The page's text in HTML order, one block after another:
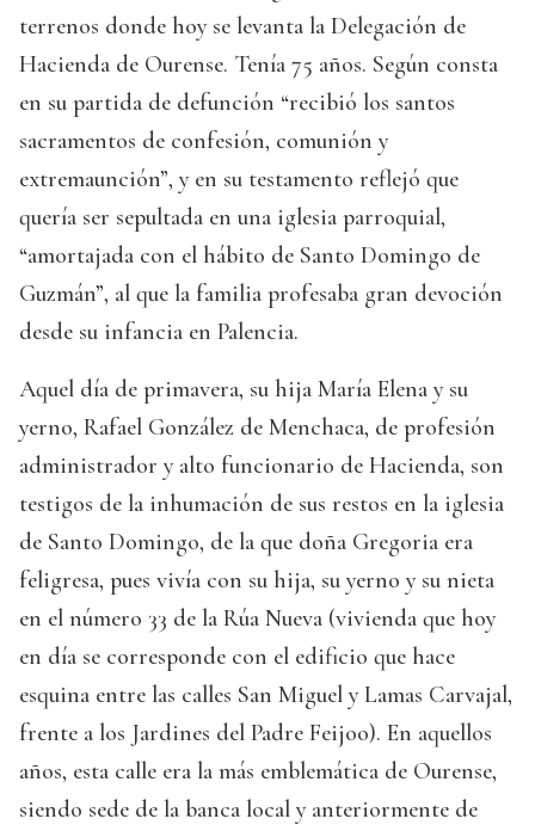
terrenos donde hoy se levanta la Delegación de
Hacienda de Ourense. Tenía 75 años. Según consta
en su partida de defunción “recibió los santos
sacramentos de confesión, comunión y
extremaunción”, y en su testamento reflejó que
quería ser sepultada en una iglesia parroquial,
“amortajada con el hábito de Santo Domingo de
Guzmán”, al que la familia profesaba gran devoción
desde su infancia en Palencia.
Aquel día de primavera, su hija María Elena y su
yerno, Rafael González de Menchaca, de profesión
administrador y alto funcionario de Hacienda, son
testigos de la inhumación de sus restos en la iglesia
de Santo Domingo, de la que doña Gregoria era
feligresa, pues vivía con su hija, su yerno y su nieta
en el número 33 de la Rúa Nueva (vivienda que hoy
en día se corresponde con el edificio que hace
esquina entre las calles San Miguel y Lamas Carvajal,
frente a los Jardines del Padre Feijoo). En aquellos
años, esta calle era la más emblemática de Ourense,
siendo sede de la banca local y anteriormente de